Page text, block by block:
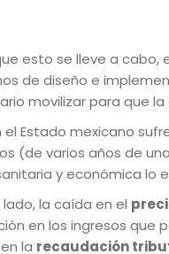
esto se lleve a cabo,
de diseño e
movilizar para que
el Estado mexicano
(de varios años de
y económica lo
lado, la caída en el
en los ingresos que
la recaudación